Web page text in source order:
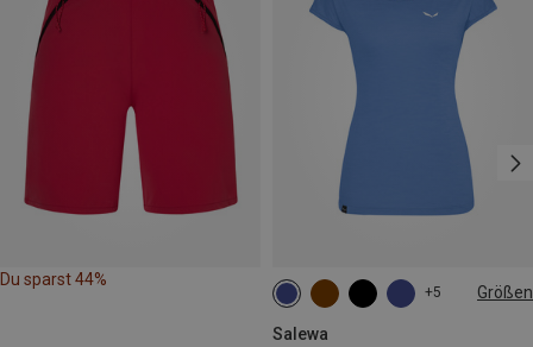
Du sparst 44%
+5 Größen
Salewa
XS S M